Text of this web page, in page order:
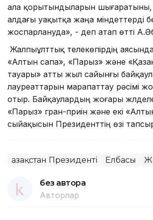
ала қорытындыларын
алдағы уақытқа жаңа міндеттерді
жоспарлануда», - деп атап өтті
Жалпыұлттық телекөпірдің
«Алтын сапа», «Парыз» және
тауары» атты жыл сайынғы
лауреаттарын марапаттау рәсімі
отыр. Байқаулардың жоғары
«Парыз» гран-приін және екі
сыйақысын Президенттің өзі
Қазақстан Президенті Елбасы
без автора
Авторлар